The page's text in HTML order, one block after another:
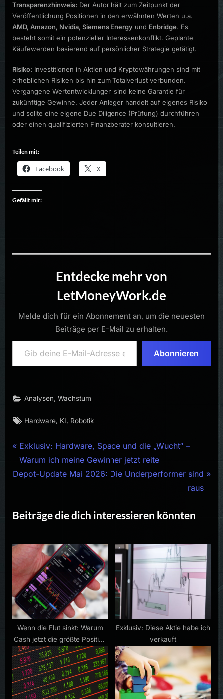
Transparenzhinweis: Der Autor hält zum Zeitpunkt der
Veröffentlichung Positionen in den erwähnten Werten u.a.
AMD, Amazon, Nvidia, Siemens Energy und Enbridge. Es
besteht somit ein potenzieller Interessenkonflikt. Geplante
Käufewerden basierend auf persönlicher Strategie getätigt.
Risiko: Investitionen in Aktien und Kryptowährungen sind mit
erheblichen Risiken bis hin zum Totalverlust verbunden.
Vergangene Wertentwicklungen sind keine Garantie für
zukünftige Gewinne. Jeder Anleger handelt auf eigenes Risiko
und sollte eine eigene Due Diligence (Prüfung) durchführen
oder einen qualifizierten Finanzberater konsultieren.
Teilen mit:
Facebook X
Gefällt mir:
Entdecke mehr von
LetMoneyWork.de
Melde dich für ein Abonnement an, um die neuesten
Beiträge per E-Mail zu erhalten.
Gib deine E-Mail-Adresse ein ...
Abonnieren
Analysen ,Wachstum
Tags:
Hardware KI Robotik
Beitragsnavigation
P
r
e
o
u
s
P
o
s
t
:
Exklusiv: Hardware, Space und die „Wucht“ –
Warum ich meine Gewinner jetzt reite
N
t
P
o
s
t
:
Depot-Update Mai 2026: Die Underperformer sind
raus
Beiträge die dich interessieren könnten
Wenn die Flut sinkt: Warum
Cash jetzt die größte Position
ist
Exklusiv: Diese Aktie habe ich
verkauft